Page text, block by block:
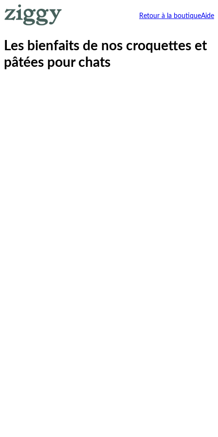
Retour à la boutiqueAide
Les bienfaits de nos croquettes et
pâtées pour chats